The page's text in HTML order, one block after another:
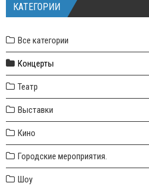
КАТЕГОРИИ
Все категории
Концерты
Театр
Выставки
Кино
Городские мероприятия.
Шоу